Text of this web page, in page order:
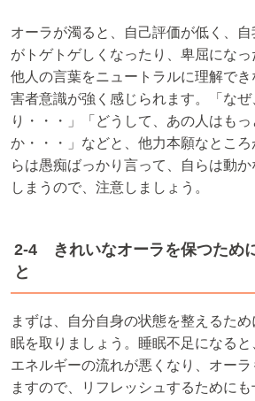
オーラが濁ると、自己評価が低く、
がトゲトゲしくなったり、卑屈にな
他人の言葉をニュートラルに理解で
害者意識が強く感じられます。「な
り・・・」「どうして、あの人はも
か・・・」などと、他力本願なとこ
らは愚痴ばっかり言って、自らは動
しまうので、注意しましょう。
2-4 きれいなオーラを保つため
と
まずは、自分自身の状態を整えるた
眠を取りましょう。睡眠不足になると
エネルギーの流れが悪くなり、オーラ
ますので、リフレッシュするために